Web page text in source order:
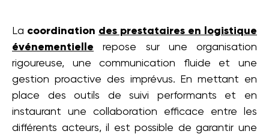
La coordination des prestataires en logistique
événementielle repose sur une organisation
rigoureuse, une communication fluide et une
gestion proactive des imprévus. En mettant en
place des outils de suivi performants et en
instaurant une collaboration efficace entre les
différents acteurs, il est possible de garantir une